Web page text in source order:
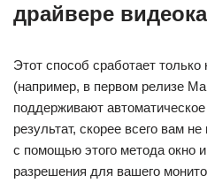
драйвере
Этот способ сработает только
(например, в первом релизе
поддерживают
результат, скорее всего вам
с помощью этого метода окно
разрешения для вашего